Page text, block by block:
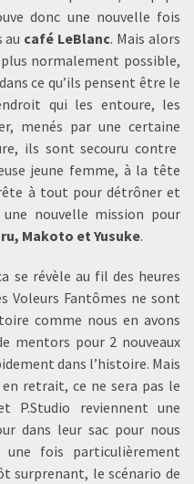
donc une nouvelle fois
au café LeBlanc. Mais alors
normalement possible,
ce qu’ils pensent être le
qui les entoure, les
menés par une certaine
ils sont secouru contre
jeune femme, à la tête
à tout pour détrôner et
une nouvelle mission pour
Makoto et Yusuke.
se révèle au fil des heures
Voleurs Fantômes ne sont
comme nous en avons
mentors pour 2 nouveaux
dans l’histoire. Mais
retrait, ce ne sera pas le
P.Studio reviennent une
dans leur sac pour nous
une fois particulièrement
surprenant, le scénario de